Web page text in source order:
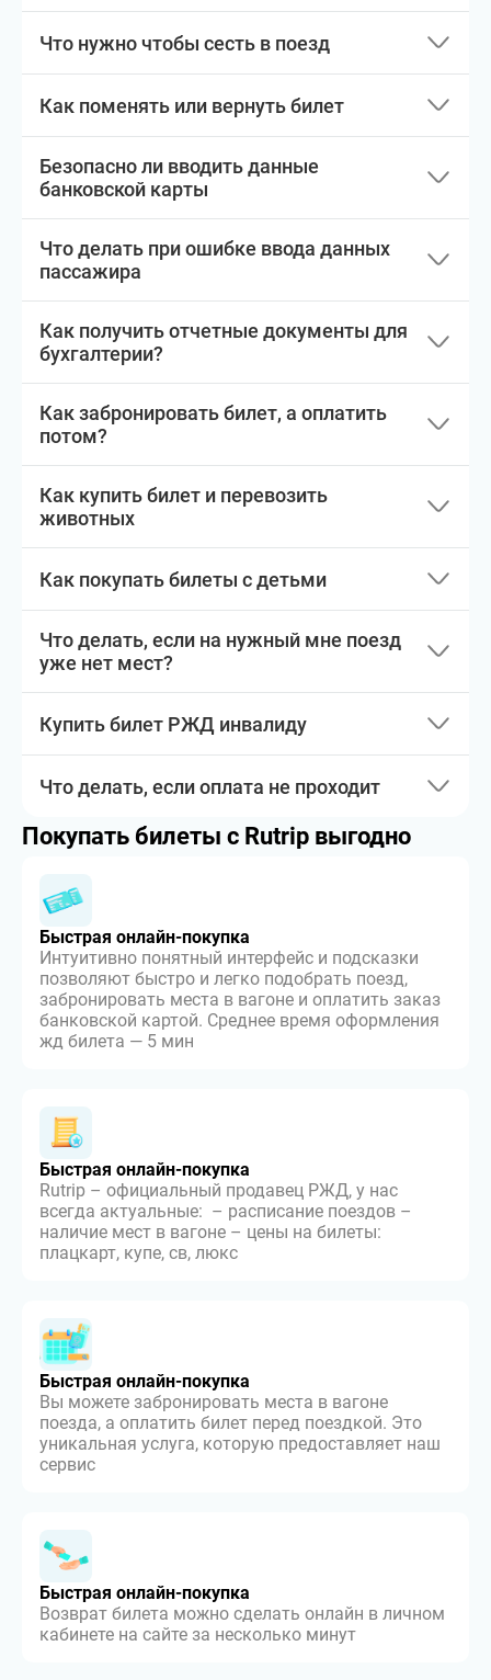
Что нужно чтобы сесть в поезд
Как поменять или вернуть билет
Безопасно ли вводить данные
банковской карты
Что делать при ошибке ввода данных
пассажира
Как получить отчетные документы для
бухгалтерии?
Как забронировать билет, а оплатить
потом?
Как купить билет и перевозить
животных
Как покупать билеты с детьми
Что делать, если на нужный мне поезд
уже нет мест?
Купить билет РЖД инвалиду
Что делать, если оплата не проходит
Покупать билеты с Rutrip выгодно
Быстрая онлайн-покупка
Интуитивно понятный интерфейс и подсказки
позволяют быстро и легко подобрать поезд,
забронировать места в вагоне и оплатить заказ
банковской картой. Среднее время оформления
жд билета — 5 мин
Быстрая онлайн-покупка
Rutrip – официальный продавец РЖД, у нас
всегда актуальные: – расписание поездов –
наличие мест в вагоне – цены на билеты:
плацкарт, купе, св, люкс
Быстрая онлайн-покупка
Вы можете забронировать места в вагоне
поезда, а оплатить билет перед поездкой. Это
уникальная услуга, которую предоставляет наш
сервис
Быстрая онлайн-покупка
Возврат билета можно сделать онлайн в личном
кабинете на сайте за несколько минут